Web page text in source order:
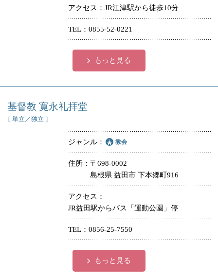
アクセス JR江津駅から徒歩10分
TEL 0855-52-0221
もっと見る
基督教 寛永礼拝堂
［ 単立／独立 ］
ジャンル 教会
住所
〒698-0002
島根県 益田市 下本郷町916
アクセス
JR益田駅からバス「運動公園」停
TEL 0856-25-7550
もっと見る